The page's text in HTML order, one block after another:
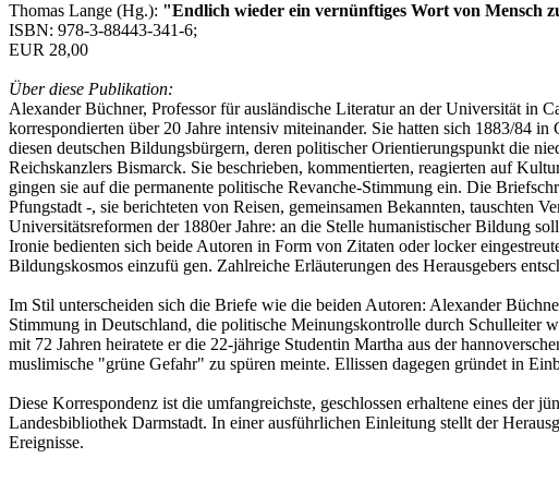
Thomas Lange (Hg.): "Endlich wieder ein vernünftiges Wort von Mensch
ISBN: 978-3-88443-341-6;
EUR 28,00
Über diese Publikation:
Alexander Büchner, Professor für ausländische Literatur an der Universität in
korrespondierten über 20 Jahre intensiv miteinander. Sie hatten sich 1883/84
diesen deutschen Bildungsbürgern, deren politischer Orientierungspunkt die
Reichskanzlers Bismarck. Sie beschrieben, kommentierten, reagierten auf
gingen sie auf die permanente politische Revanche-Stimmung ein. Die
Pfungstadt -, sie berichteten von Reisen, gemeinsamen Bekannten, tauschten
Universitätsreformen der 1880er Jahre: an die Stelle humanistischer Bildung
Ironie bedienten sich beide Autoren in Form von Zitaten oder locker
Bildungskosmos einzufü gen. Zahlreiche Erläuterungen des Herausgebers
Im Stil unterscheiden sich die Briefe wie die beiden Autoren: Alexander
Stimmung in Deutschland, die politische Meinungskontrolle durch Schulleiter
mit 72 Jahren heiratete er die 22-jährige Studentin Martha aus der
muslimische "grüne Gefahr" zu spüren meinte. Ellissen dagegen gründet in
Diese Korrespondenz ist die umfangreichste, geschlossen erhaltene eines der
Landesbibliothek Darmstadt. In einer ausführlichen Einleitung stellt der
Ereignisse.